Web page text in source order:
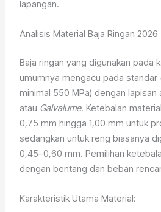
lapangan.
Analisis Material Baja Ringan 2026
Baja ringan yang digunakan pada
umumnya mengacu pada standar
minimal 550 MPa) dengan
atau Galvalume. Ketebalan
0,75 mm hingga 1,00 mm untuk
sedangkan untuk reng biasanya
0,45–0,60 mm. Pemilihan
dengan bentang dan beban
Karakteristik Utama Material: